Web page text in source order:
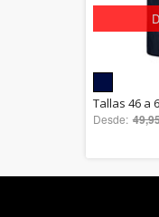
Tallas 46 a
Desde: